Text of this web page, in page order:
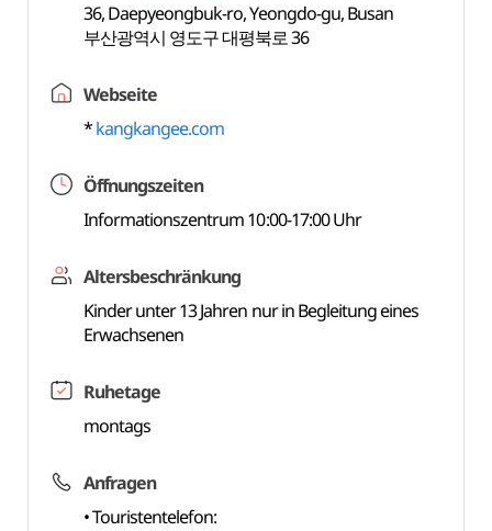
36, Daepyeongbuk-ro, Yeongdo-gu, Busan
부산광역시 영도구 대평북로 36
Webseite
*kangkangee.com
Öffnungszeiten
Informationszentrum 10:00-17:00 Uhr
Altersbeschränkung
Kinder unter 13 Jahren nur in Begleitung eines
Erwachsenen
Ruhetage
montags
Anfragen
• Touristentelefon: